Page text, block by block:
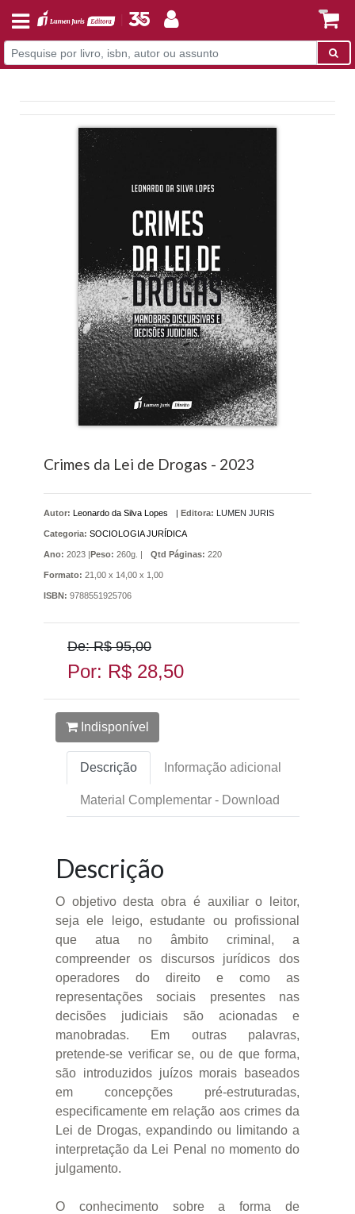
Crimes da Lei de Drogas - 2023
Autor: Leonardo da Silva Lopes Editora: LUMEN JURIS
Categoria: SOCIOLOGIA JURÍDICA
Ano: 2023 | Peso: 260g. | Qtd Páginas: 220
Formato: 21,00 x 14,00 x 1,00
ISBN: 9788551925706
De: R$ 95,00
Por: R$ 28,50
Indisponível
Descrição Informação adicional
Material Complementar - Download
Descrição
O objetivo desta obra é auxiliar o leitor,
seja ele leigo, estudante ou profissional
que atua no âmbito criminal, a
compreender os discursos jurídicos dos
operadores do direito e como as
representações sociais presentes nas
decisões judiciais são acionadas e
manobradas. Em outras palavras,
pretende-se verificar se, ou de que forma,
são introduzidos juízos morais baseados
em concepções pré-estruturadas,
especificamente em relação aos crimes da
Lei de Drogas, expandindo ou limitando a
interpretação da Lei Penal no momento do
julgamento.
O conhecimento sobre a forma de